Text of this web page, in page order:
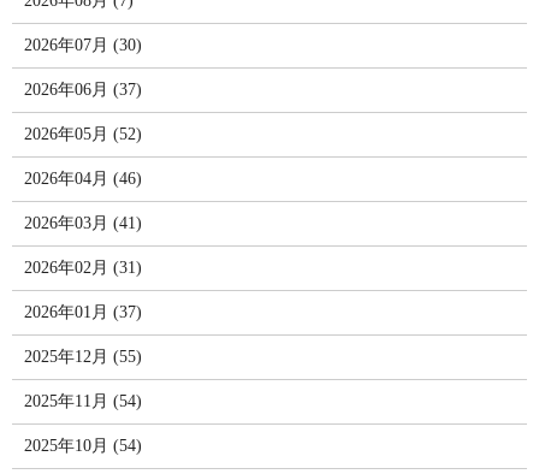
2026年07月 (30)
2026年06月 (37)
2026年05月 (52)
2026年04月 (46)
2026年03月 (41)
2026年02月 (31)
2026年01月 (37)
2025年12月 (55)
2025年11月 (54)
2025年10月 (54)